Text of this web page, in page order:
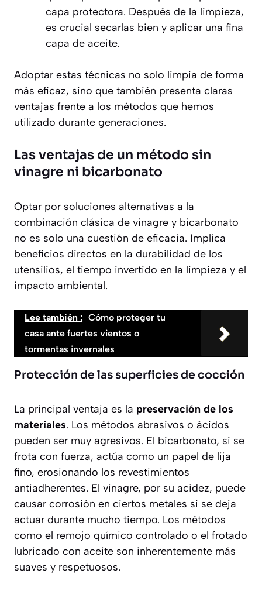
capa protectora. Después de la limpieza,
es crucial secarlas bien y aplicar una fina
capa de aceite.
Adoptar estas técnicas no solo limpia de forma
más eficaz, sino que también presenta claras
ventajas frente a los métodos que hemos
utilizado durante generaciones.
Las ventajas de un método sin
vinagre ni bicarbonato
Optar por soluciones alternativas a la
combinación clásica de vinagre y bicarbonato
no es solo una cuestión de eficacia. Implica
beneficios directos en la durabilidad de los
utensilios, el tiempo invertido en la limpieza y el
impacto ambiental.
Lee también : Cómo proteger tu
casa ante fuertes vientos o
tormentas invernales
Protección de las superficies de cocción
La principal ventaja es la preservación de los
materiales. Los métodos abrasivos o ácidos
pueden ser muy agresivos. El bicarbonato, si se
frota con fuerza, actúa como un papel de lija
fino, erosionando los revestimientos
antiadherentes. El vinagre, por su acidez, puede
causar corrosión en ciertos metales si se deja
actuar durante mucho tiempo. Los métodos
como el remojo químico controlado o el frotado
lubricado con aceite son inherentemente más
suaves y respetuosos.